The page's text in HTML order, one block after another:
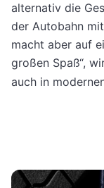
alternativ die
der Autobahn
macht aber auf
großen Spaß“,
auch in